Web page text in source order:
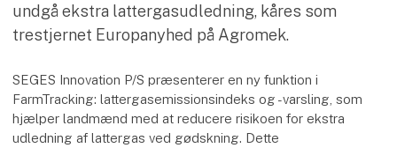
undgå ekstra lattergasudledning, kåres som
trestjernet Europanyhed på Agromek.
SEGES Innovation P/S præsenterer en ny funktion i
FarmTracking: lattergasemissionsindeks og -varsling, som
hjælper landmænd med at reducere risikoen for ekstra
udledning af lattergas ved gødskning. Dette